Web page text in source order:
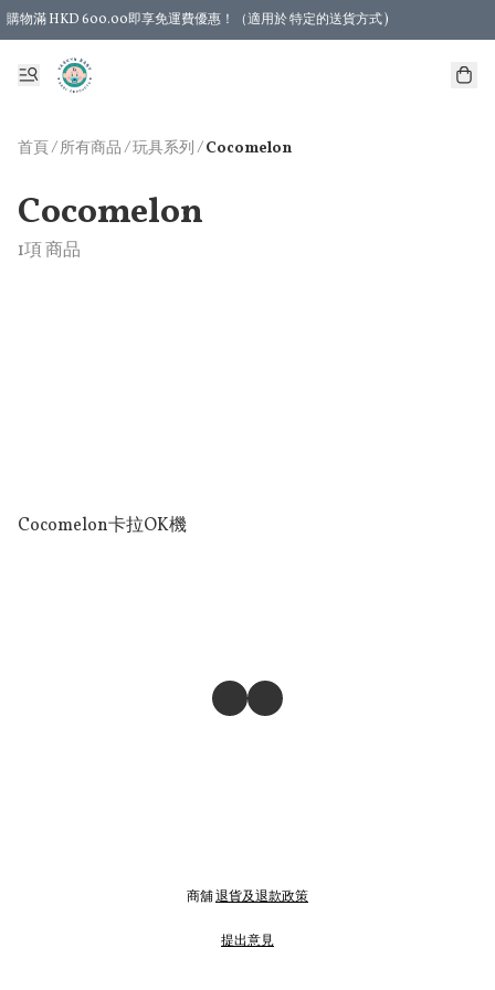
購物滿 HKD 600.00即享免運費優惠！（適用於 特定的送貨方式 )
首頁/ 所有商品 /玩具系列 / Cocomelon
Cocomelon
1項 商品
Cocomelon卡拉OK機
商舖退貨及退款政策
提出意見